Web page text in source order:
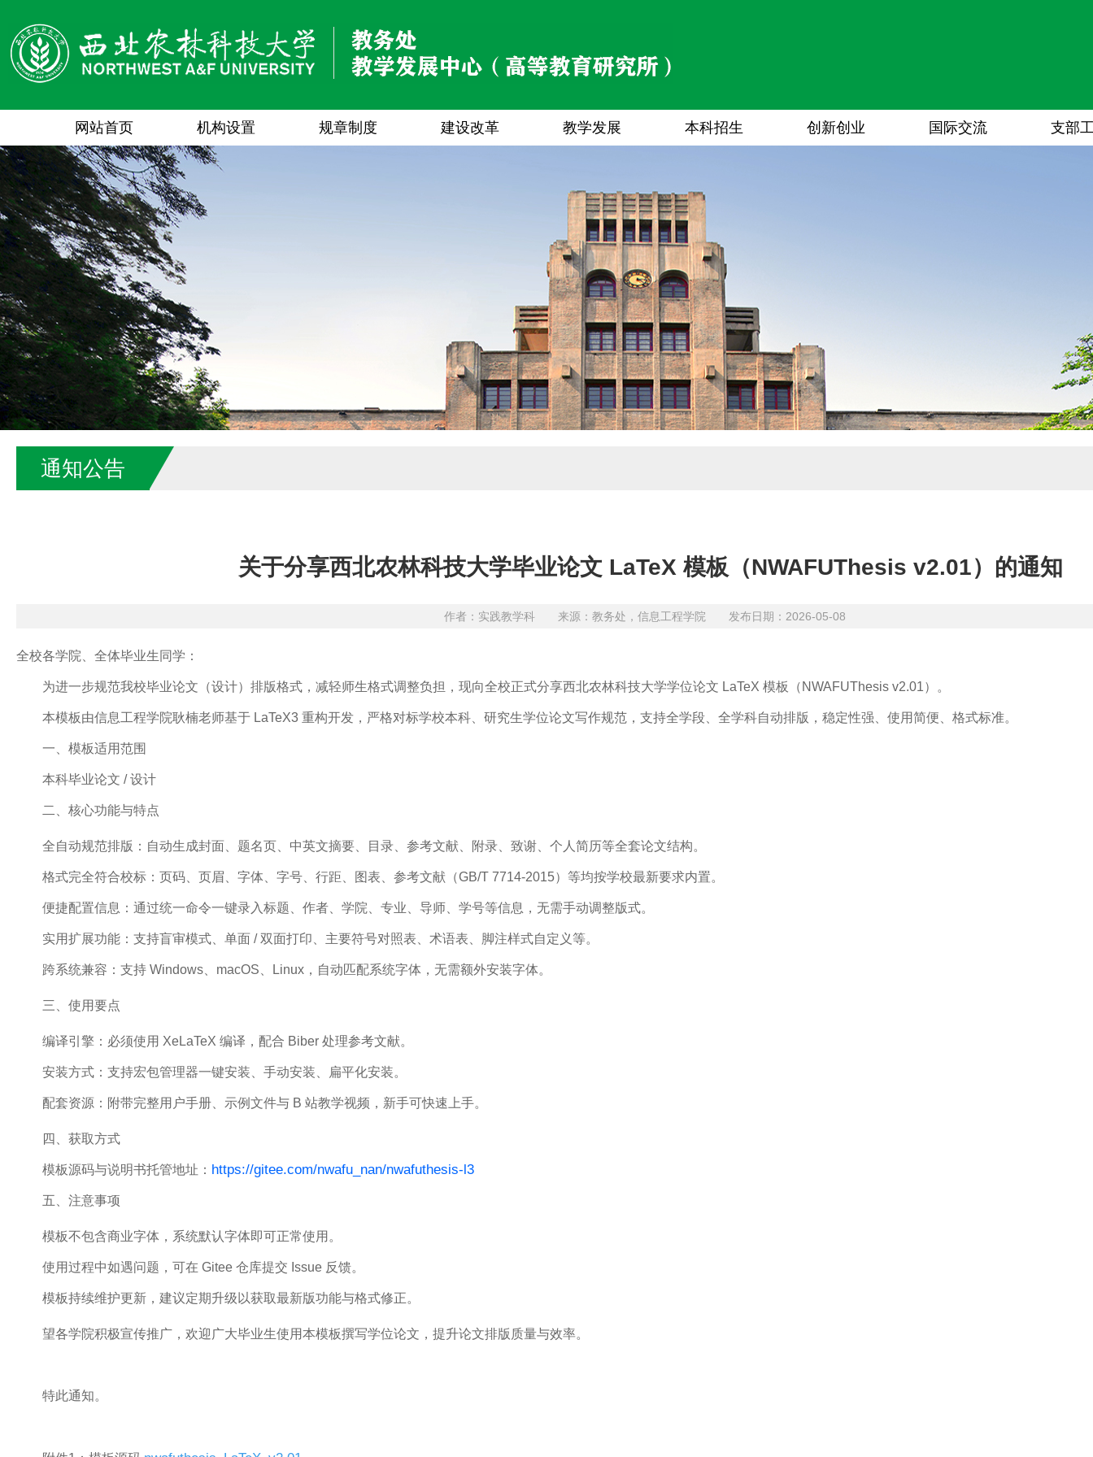
网站首页 机构设置 规章制度 建设改革 教学发展 本科招生 创新创业 国际交流 支部
通知公告
关于分享西北农林科技大学毕业论文 LaTeX 模板（NWAFUThesis v2.01）的通知
作者：实践教学科 来源：教务处，信息工程学院 发布日期：2026-05-08
全校各学院、全体毕业生同学：
为进一步规范我校毕业论文（设计）排版格式，减轻师生格式调整负担，现向全校正式分享西北农林科技大学学位论文 LaTeX 模板（NWAFUThesis v2.01）。
本模板由信息工程学院耿楠老师基于 LaTeX3 重构开发，严格对标学校本科、研究生学位论文写作规范，支持全学段、全学科自动排版，稳定性强、使用简便、格式标准。
一、模板适用范围
本科毕业论文 / 设计
二、核心功能与特点
全自动规范排版：自动生成封面、题名页、中英文摘要、目录、参考文献、附录、致谢、个人简历等全套论文结构。
格式完全符合校标：页码、页眉、字体、字号、行距、图表、参考文献（GB/T 7714-2015）等均按学校最新要求内置。
便捷配置信息：通过统一命令一键录入标题、作者、学院、专业、导师、学号等信息，无需手动调整版式。
实用扩展功能：支持盲审模式、单面 / 双面打印、主要符号对照表、术语表、脚注样式自定义等。
跨系统兼容：支持 Windows、macOS、Linux，自动匹配系统字体，无需额外安装字体。
三、使用要点
编译引擎：必须使用 XeLaTeX 编译，配合 Biber 处理参考文献。
安装方式：支持宏包管理器一键安装、手动安装、扁平化安装。
配套资源：附带完整用户手册、示例文件与 B 站教学视频，新手可快速上手。
四、获取方式
模板源码与说明书托管地址： https://gitee.com/nwafu_nan/nwafuthesis-l3
五、注意事项
模板不包含商业字体，系统默认字体即可正常使用。
使用过程中如遇问题，可在 Gitee 仓库提交 Issue 反馈。
模板持续维护更新，建议定期升级以获取最新版功能与格式修正。
望各学院积极宣传推广，欢迎广大毕业生使用本模板撰写学位论文，提升论文排版质量与效率。
特此通知。